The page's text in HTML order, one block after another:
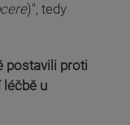
)", tedy
postavili proti
léčbě u